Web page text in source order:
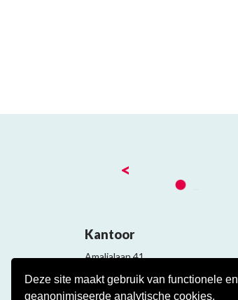
Deze site maakt gebruik van functionele en
geanonimiseerde analytische cookies.
<
Kantoor
Amalialaan 41
Contact